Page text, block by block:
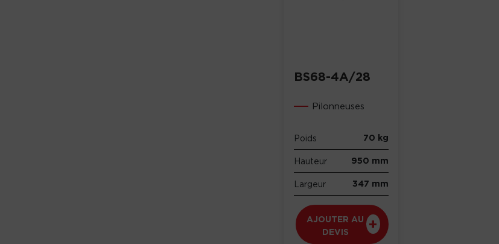
BS68-4A/28
Pilonneuses
Poids 70 kg
Hauteur 950 mm
Largeur 347 mm
AJOUTER AU
DEVIS